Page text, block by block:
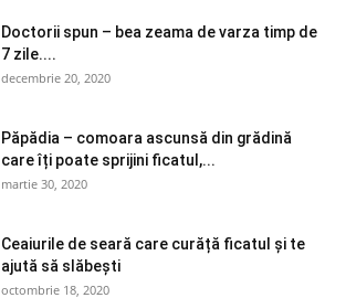
Doctorii spun – bea zeama de varza timp de
7 zile....
decembrie 20, 2020
Păpădia – comoara ascunsă din grădină
care îți poate sprijini ficatul,...
martie 30, 2020
Ceaiurile de seară care curăță ficatul și te
ajută să slăbești
octombrie 18, 2020